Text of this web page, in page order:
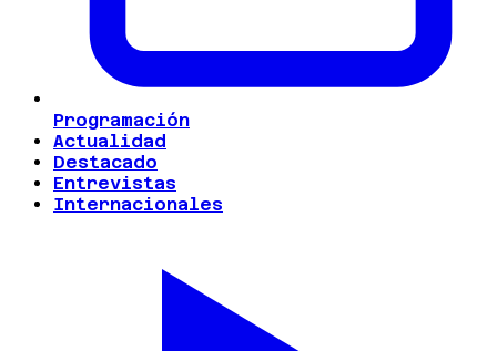
Programación
Actualidad
Destacado
Entrevistas
Internacionales